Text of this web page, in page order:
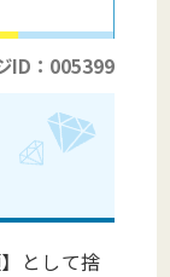
ID：005399
として捨